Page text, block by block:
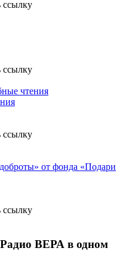
чтения
от фонда «Подари
Радио ВЕРА в одном